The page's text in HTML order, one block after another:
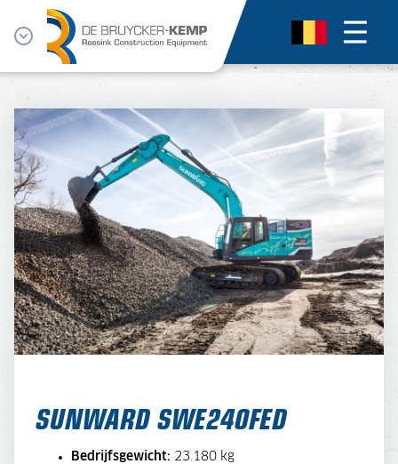
SUNWARD SWE240FED
Bedrijfsgewicht: 23.180 kg